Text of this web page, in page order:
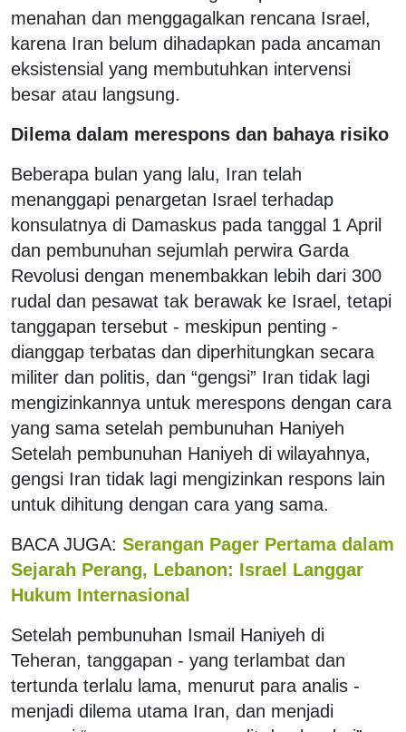
menahan dan menggagalkan rencana Israel,
karena Iran belum dihadapkan pada ancaman
eksistensial yang membutuhkan intervensi
besar atau langsung.
Dilema dalam merespons dan bahaya risiko
Beberapa bulan yang lalu, Iran telah
menanggapi penargetan Israel terhadap
konsulatnya di Damaskus pada tanggal 1 April
dan pembunuhan sejumlah perwira Garda
Revolusi dengan menembakkan lebih dari 300
rudal dan pesawat tak berawak ke Israel, tetapi
tanggapan tersebut - meskipun penting -
dianggap terbatas dan diperhitungkan secara
militer dan politis, dan “gengsi” Iran tidak lagi
mengizinkannya untuk merespons dengan cara
yang sama setelah pembunuhan Haniyeh
Setelah pembunuhan Haniyeh di wilayahnya,
gengsi Iran tidak lagi mengizinkan respons lain
untuk dihitung dengan cara yang sama.
BACA JUGA: Serangan Pager Pertama dalam
Sejarah Perang, Lebanon: Israel Langgar
Hukum Internasional
Setelah pembunuhan Ismail Haniyeh di
Teheran, tanggapan - yang terlambat dan
tertunda terlalu lama, menurut para analis -
menjadi dilema utama Iran, dan menjadi